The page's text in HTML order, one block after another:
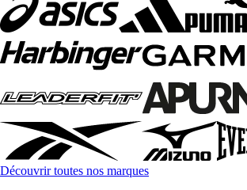
Découvrir toutes nos marques